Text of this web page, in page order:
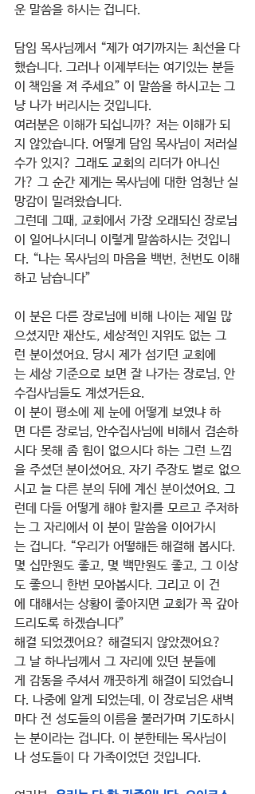
운 말씀을 하시는 겁니다.
담임 목사님께서 “제가 여기까지는 최선을 다
했습니다. 그러나 이제부터는 여기있는 분들
이 책임을 져 주세요” 이 말씀을 하시고는 그
냥 나가 버리시는 것입니다.
여러분은 이해가 되십니까? 저는 이해가 되
지 않았습니다. 어떻게 담임 목사님이 저러실
수가 있지? 그래도 교회의 리더가 아니신
가? 그 순간 제게는 목사님에 대한 엄청난 실
망감이 밀려왔습니다.
그런데 그때, 교회에서 가장 오래되신 장로님
이 일어나시더니 이렇게 말씀하시는 것입니
다. “나는 목사님의 마음을 백번, 천번도 이해
하고 남습니다”
이 분은 다른 장로님에 비해 나이는 제일 많
으셨지만 재산도, 세상적인 지위도 없는 그
런 분이셨어요. 당시 제가 섬기던 교회에
는 세상 기준으로 보면 잘 나가는 장로님, 안
수집사님들도 계셨거든요.
이 분이 평소에 제 눈에 어떻게 보였냐 하
면 다른 장로님, 안수집사님에 비해서 겸손하
시다 못해 좀 힘이 없으시다 하는 그런 느낌
을 주셨던 분이셨어요. 자기 주장도 별로 없으
시고 늘 다른 분의 뒤에 계신 분이셨어요. 그
런데 다들 어떻게 해야 할지를 모르고 주저하
는 그 자리에서 이 분이 말씀을 이어가시
는 겁니다. “우리가 어떻해든 해결해 봅시다.
몇 십만원도 좋고, 몇 백만원도 좋고, 그 이상
도 좋으니 한번 모아봅시다. 그리고 이 건
에 대해서는 상황이 좋아지면 교회가 꼭 갚아
드리도록 하겠습니다”
해결 되었겠어요? 해결되지 않았겠어요?
그 날 하나님께서 그 자리에 있던 분들에
게 감동을 주셔서 깨끗하게 해결이 되었습니
다. 나중에 알게 되었는데, 이 장로님은 새벽
마다 전 성도들의 이름을 불러가며 기도하시
는 분이라는 겁니다. 이 분한테는 목사님이
나 성도들이 다 가족이었던 것입니다.